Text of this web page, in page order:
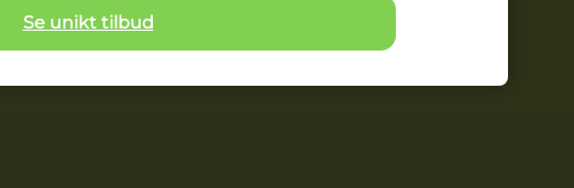
Se unikt tilbud